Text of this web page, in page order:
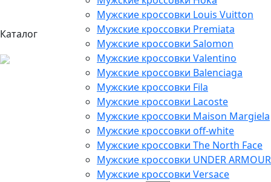
Каталог
Мужские кроссовки Louis Vuitton
Мужские кроссовки Premiata
Мужские кроссовки Salomon
Мужские кроссовки Valentino
Мужские кроссовки Balenciaga
Мужские кроссовки Fila
Мужские кроссовки Lacoste
Мужские кроссовки Maison Margiela
Мужские кроссовки off-white
Мужские кроссовки The North Face
Мужские кроссовки UNDER ARMOUR
Мужские кроссовки Versace